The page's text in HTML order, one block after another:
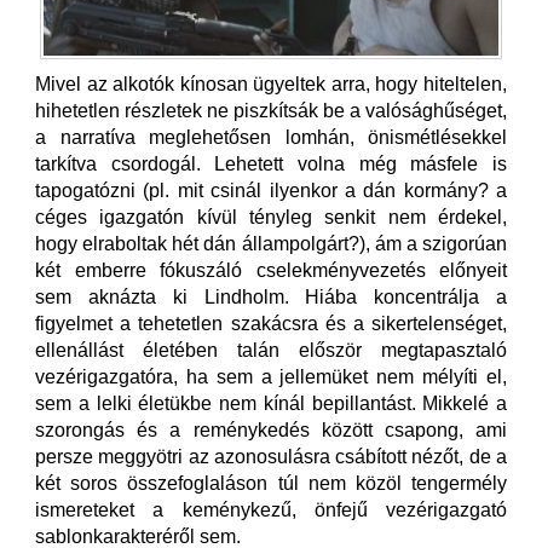
Mivel az alkotók kínosan ügyeltek arra, hogy hiteltelen,
hihetetlen részletek ne piszkítsák be a valósághűséget,
a narratíva meglehetősen lomhán, önismétlésekkel
tarkítva csordogál. Lehetett volna még másfele is
tapogatózni (pl. mit csinál ilyenkor a dán kormány? a
céges igazgatón kívül tényleg senkit nem érdekel,
hogy elraboltak hét dán állampolgárt?), ám a szigorúan
két emberre fókuszáló cselekményvezetés előnyeit
sem aknázta ki Lindholm. Hiába koncentrálja a
figyelmet a tehetetlen szakácsra és a sikertelenséget,
ellenállást életében talán először megtapasztaló
vezérigazgatóra, ha sem a jellemüket nem mélyíti el,
sem a lelki életükbe nem kínál bepillantást. Mikkelé a
szorongás és a reménykedés között csapong, ami
persze meggyötri az azonosulásra csábított nézőt, de a
két soros összefoglaláson túl nem közöl tengermély
ismereteket a keménykezű, önfejű vezérigazgató
sablonkarakteréről sem.